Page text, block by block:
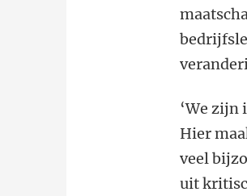
‘We zijn
Hier
veel
uit